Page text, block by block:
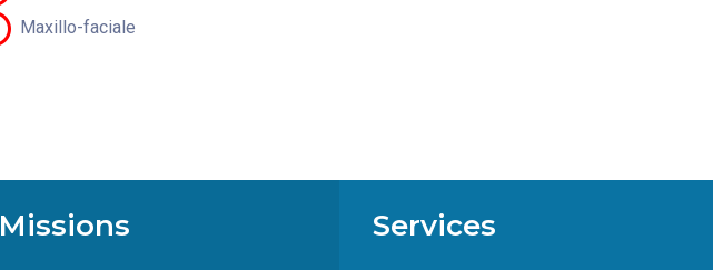
Maxillo-faciale
Missions Services